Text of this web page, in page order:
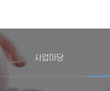
사업마당